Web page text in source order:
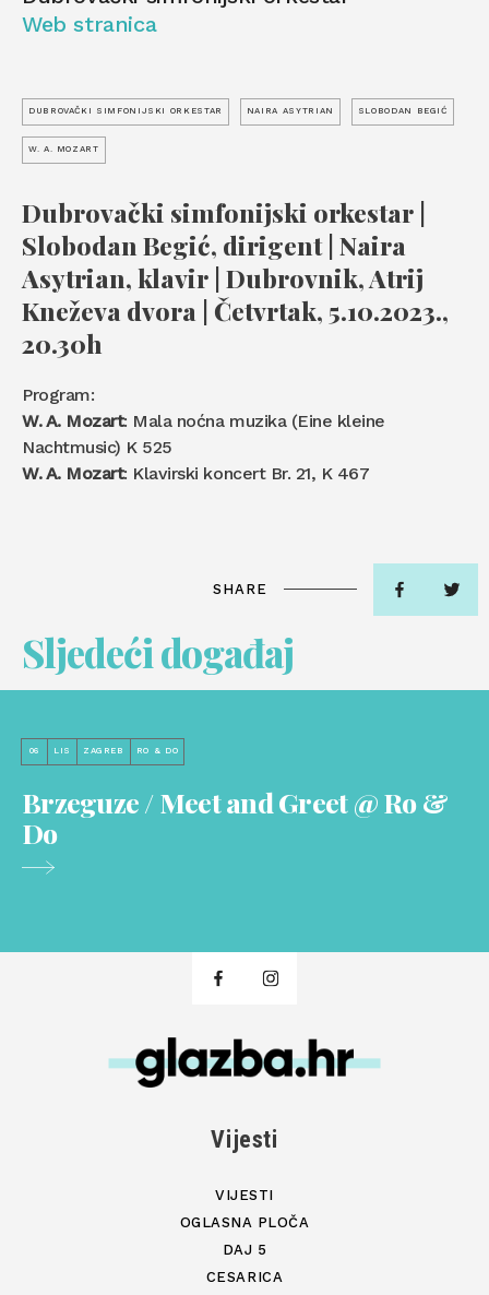
Web stranica
DUBROVAČKI SIMFONIJSKI ORKESTAR NAIRA ASYTRIAN SLOBODAN BEGIĆ
W. A. MOZART
Dubrovački simfonijski orkestar |
Slobodan Begić, dirigent | Naira
Asytrian, klavir | Dubrovnik, Atrij
Kneževa dvora | Četvrtak, 5.10.2023.,
20.30h
Program:
W. A. Mozart: Mala noćna muzika (Eine kleine
Nachtmusic) K 525
W. A. Mozart: Klavirski koncert Br. 21, K 467
SHARE
Sljedeći događaj
06 LIS ZAGREB RO & DO
Brzeguze / Meet and Greet @ Ro &
Do
Vijesti
VIJESTI
OGLASNA PLOČA
DAJ 5
CESARICA